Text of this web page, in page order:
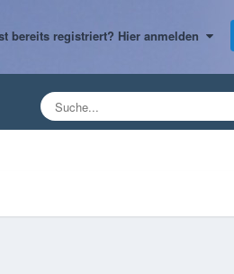
bereits registriert? Hier anmelden